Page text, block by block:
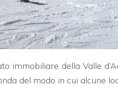
immobiliare della Valle
del modo in cui alcune